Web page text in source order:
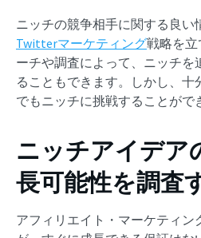
ニッチの競争相手に関する良い
Twitterマーケティング戦略を
ーチや調査によって、ニッチを
ることもできます。しかし、
でもニッチに挑戦することがで
ニッチアイデア
長可能性を調査
アフィリエイト・マーケティン